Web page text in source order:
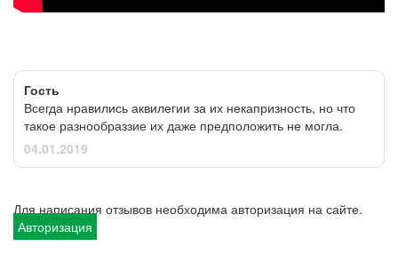
Гость
Всегда нравились аквилегии за их некапризность, но что
такое разнообраззие их даже предположить не могла.
04.01.2019
Для написания отзывов необходима авторизация на сайте.
Авторизация